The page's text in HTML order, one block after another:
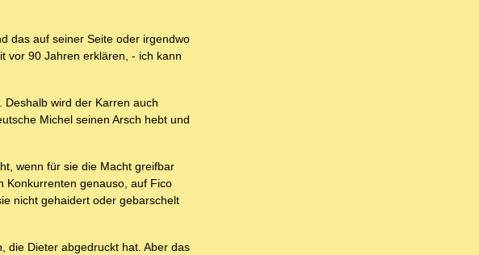
das auf seiner Seite oder irgendwo
vor 90 Jahren erklären, - ich kann
wird der Karren auch
Michel seinen Arsch hebt und
wenn für sie die Macht greifbar
Konkurrenten genauso, auf Fico
nicht gehaidert oder gebarschelt
die Dieter abgedruckt hat. Aber das